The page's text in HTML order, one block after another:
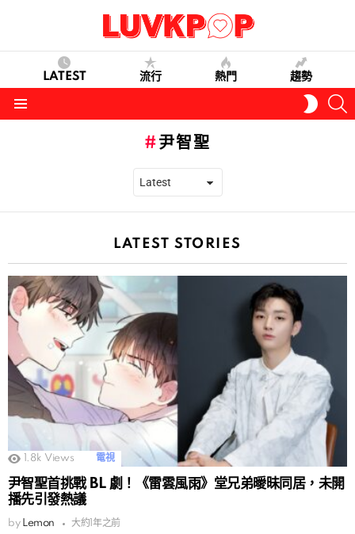
LATEST 流行 熱門 趨勢
SKIN
尹智聖
LATEST STORIES
1.8k Views 電視
尹智聖首挑戰 BL 劇！《雷雲風雨》堂兄弟曖昧同居，未開
播先引發熱議
by Lemon 大約1年之前